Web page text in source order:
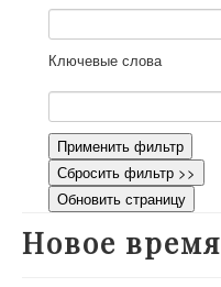
Как работать с сайтом
Контакты
Ключевые слова
Применить фильтр
Сбросить фильтр >>
Обновить страницу
Новое время